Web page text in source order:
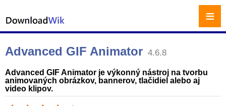
Advanced GIF Animator 4.6.8
Advanced GIF Animator je výkonný nástroj na tvorbu
animovaných obrázkov, bannerov, tlačidiel alebo aj
video klipov.
≡